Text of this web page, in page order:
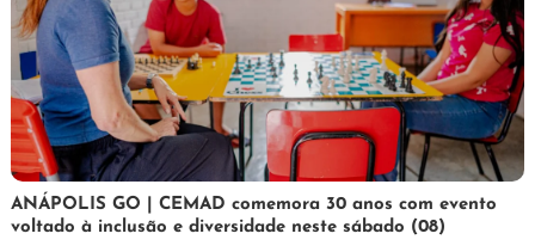
7
de
Maurilio
ANÁPOLIS GO | CEMAD comemora 30 anos com evento
voltado à inclusão e diversidade neste sábado (08)